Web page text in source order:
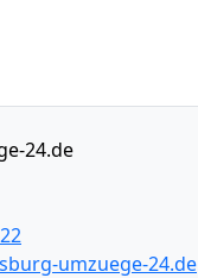
24.de
umzuege-24.de